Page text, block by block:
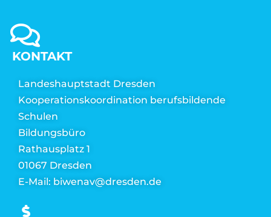
KONTAKT
Landeshauptstadt Dresden
Kooperationskoordination berufsbildende
Schulen
Bildungsbüro
Rathausplatz 1
01067 Dresden
E-Mail: biwenav@dresden.de